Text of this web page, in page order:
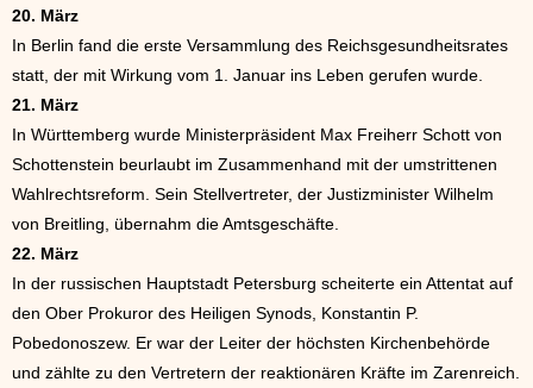
20. März
In Berlin fand die erste Versammlung des Reichsgesundheitsrates
statt, der mit Wirkung vom 1. Januar ins Leben gerufen wurde.
21. März
In Württemberg wurde Ministerpräsident Max Freiherr Schott von
Schottenstein beurlaubt im Zusammenhand mit der umstrittenen
Wahlrechtsreform. Sein Stellvertreter, der Justizminister Wilhelm
von Breitling, übernahm die Amtsgeschäfte.
22. März
In der russischen Hauptstadt Petersburg scheiterte ein Attentat auf
den Ober Prokuror des Heiligen Synods, Konstantin P.
Pobedonoszew. Er war der Leiter der höchsten Kirchenbehörde
und zählte zu den Vertretern der reaktionären Kräfte im Zarenreich.